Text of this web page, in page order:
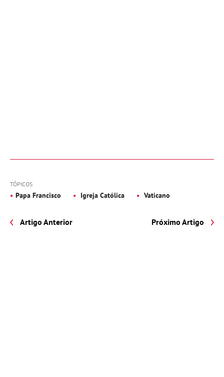
TÓPICOS
Papa Francisco Igreja Católica Vaticano
Artigo Anterior Próximo Artigo